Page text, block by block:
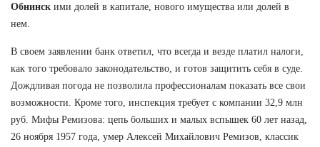
Обнинск ими долей в капитале, нового имущества или долей в
нем.
В своем заявлении банк ответил, что всегда и везде платил налоги,
как того требовало законодательство, и готов защитить себя в суде.
Дождливая погода не позволила профессионалам показать все свои
возможности. Кроме того, инспекция требует с компании 32,9 млн
руб. Мифы Ремизова: цепь больших и малых вспышек 60 лет назад,
26 ноября 1957 года, умер Алексей Михайлович Ремизов, классик